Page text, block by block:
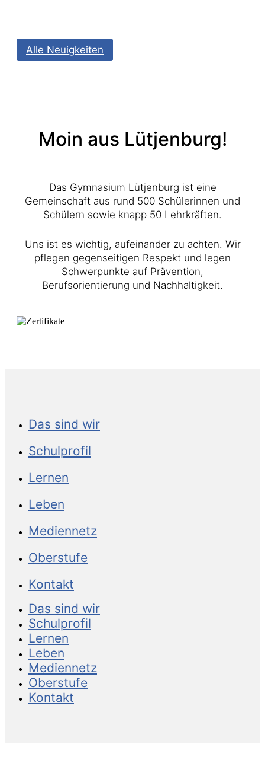
Alle Neuigkeiten
Moin aus Lütjenburg!
Das Gymnasium Lütjenburg ist eine
Gemeinschaft aus rund 500 Schülerinnen und
Schülern sowie knapp 50 Lehrkräften.
Uns ist es wichtig, aufeinander zu achten. Wir
pflegen gegenseitigen Respekt und legen
Schwerpunkte auf Prävention,
Berufsorientierung und Nachhaltigkeit.
Das sind wir
Schulprofil
Lernen
Leben
Mediennetz
Oberstufe
Kontakt
Das sind wir
Schulprofil
Lernen
Leben
Mediennetz
Oberstufe
Kontakt